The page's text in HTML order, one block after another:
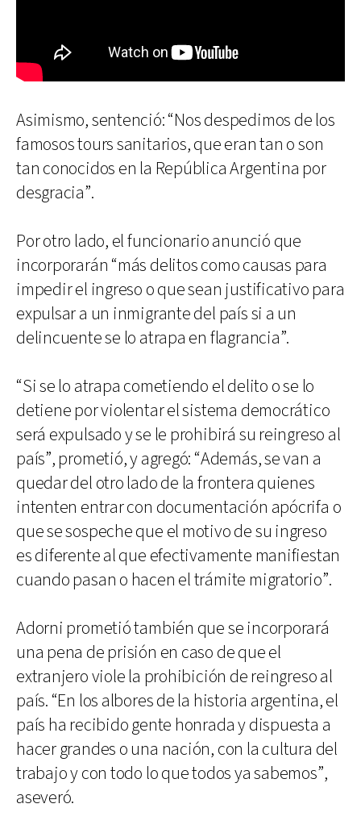
Asimismo, sentenció: “Nos despedimos de los
famosos tours sanitarios, que eran tan o son
tan conocidos en la República Argentina por
desgracia”.
Por otro lado, el funcionario anunció que
incorporarán “más delitos como causas para
impedir el ingreso o que sean justificativo para
expulsar a un inmigrante del país si a un
delincuente se lo atrapa en flagrancia”.
“Si se lo atrapa cometiendo el delito o se lo
detiene por violentar el sistema democrático
será expulsado y se le prohibirá su reingreso al
país”, prometió, y agregó: “Además, se van a
quedar del otro lado de la frontera quienes
intenten entrar con documentación apócrifa o
que se sospeche que el motivo de su ingreso
es diferente al que efectivamente manifiestan
cuando pasan o hacen el trámite migratorio”.
Adorni prometió también que se incorporará
una pena de prisión en caso de que el
extranjero viole la prohibición de reingreso al
país. “En los albores de la historia argentina, el
país ha recibido gente honrada y dispuesta a
hacer grandes o una nación, con la cultura del
trabajo y con todo lo que todos ya sabemos”,
aseveró.